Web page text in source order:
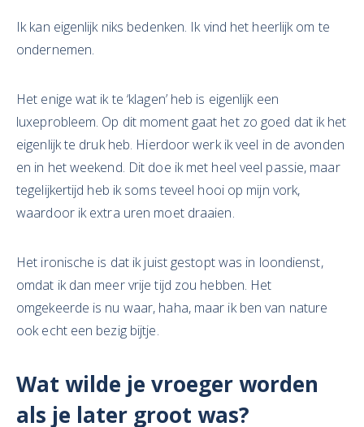
Ik kan eigenlijk niks bedenken. Ik vind het heerlijk om te
ondernemen.
Het enige wat ik te ‘klagen’ heb is eigenlijk een
luxeprobleem. Op dit moment gaat het zo goed dat ik het
eigenlijk te druk heb. Hierdoor werk ik veel in de avonden
en in het weekend. Dit doe ik met heel veel passie, maar
tegelijkertijd heb ik soms teveel hooi op mijn vork,
waardoor ik extra uren moet draaien.
Het ironische is dat ik juist gestopt was in loondienst,
omdat ik dan meer vrije tijd zou hebben. Het
omgekeerde is nu waar, haha, maar ik ben van nature
ook echt een bezig bijtje.
Wat wilde je vroeger worden
als je later groot was?